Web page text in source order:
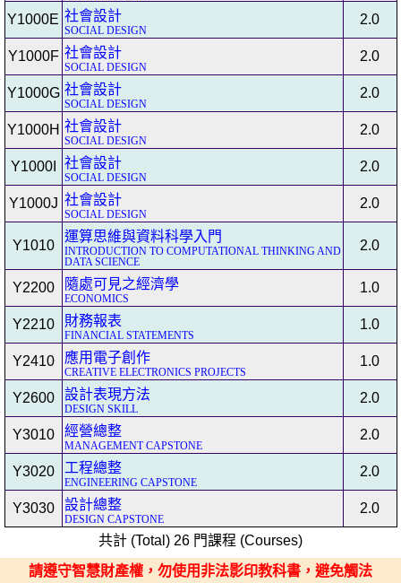
Y1000E 社會設計
SOCIAL DESIGN
2.0
Y1000F 社會設計
SOCIAL DESIGN
2.0
Y1000G 社會設計
SOCIAL DESIGN
2.0
Y1000H 社會設計
SOCIAL DESIGN
2.0
Y1000I 社會設計
SOCIAL DESIGN
2.0
Y1000J 社會設計
SOCIAL DESIGN
2.0
Y1010
運算思維與資料科學入門
INTRODUCTION TO COMPUTATIONAL THINKING AND
DATA SCIENCE
2.0
Y2200 隨處可見之經濟學
ECONOMICS
1.0
Y2210 財務報表
FINANCIAL STATEMENTS
1.0
Y2410 應用電子創作
CREATIVE ELECTRONICS PROJECTS
1.0
Y2600 設計表現方法
DESIGN SKILL
2.0
Y3010 經營總整
MANAGEMENT CAPSTONE
2.0
Y3020 工程總整
ENGINEERING CAPSTONE
2.0
Y3030 設計總整
DESIGN CAPSTONE
2.0
共計 (Total) 26 門課程 (Courses)
請遵守智慧財產權，勿使用非法影印教科書，避免觸法